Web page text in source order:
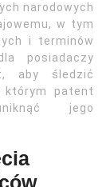
narodowych
w tym
i terminów
posiadaczy
aby śledzić
którym patent
jego